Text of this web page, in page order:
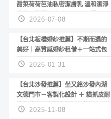
甜菜荷荷芭油私密潔膚乳 溫和潔淨
洗後不乾澀 不起泡反而更舒服！
2026-07-08
【台北板橋婚紗推薦】不期而遇的
美好｜高質感婚紗租借＋一站式包
套服務 新娘備婚省心首選！
2026-01-31
【台北沙發推薦】坐又銘沙發內湖
文德門市－客製化設計 ＋ 貓抓皮耐
磨好清潔｜直營直銷、價格透明
高CP值打造夢想居家風格
2025-11-08